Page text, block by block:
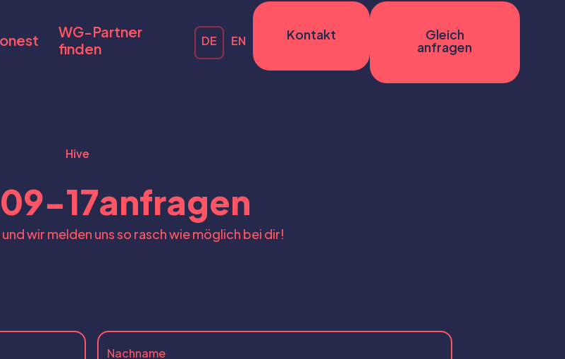
WG-Partner
finden
DE EN Kontakt
Gleich
anfragen
Hive
17anfragen
und wir melden uns so rasch wie möglich bei dir!